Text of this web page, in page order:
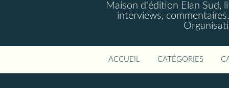
Maison d'édition Elan Sud,
interviews,
ACCUEIL CATÉGORIES